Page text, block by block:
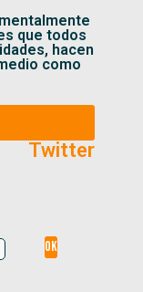
que todos
hacen
como
Twitter